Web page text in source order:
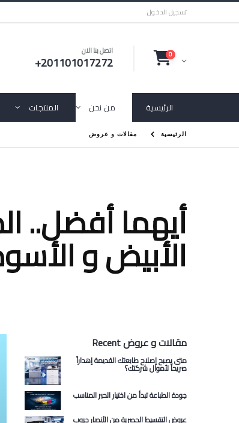
تسجيل الدخول
اتصل بنا الان
+201101017272 0
الرئيسية من نحن المنتجات
الرئيسية مقالات و عروض
أيهما أفضل..
الأبيض و
Recent مقالات و عروض
متى يصبح إصلاح طابعتك القديمة إهداراً
صريحاً لأموال شركتك؟
جودة الطباعة تبدأ من اختيار الحبر المناسب
عروض التقسيط الحصرية من الأنصار جروب